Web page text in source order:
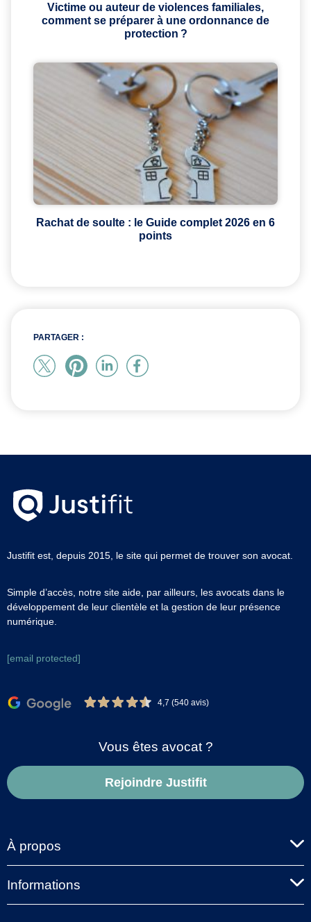
Victime ou auteur de violences familiales,
comment se préparer à une ordonnance de
protection ?
Rachat de soulte : le Guide complet 2026 en 6
points
PARTAGER :
Justifit est, depuis 2015, le site qui permet de trouver son avocat.
Simple d’accès, notre site aide, par ailleurs, les avocats dans le
développement de leur clientèle et la gestion de leur présence
numérique.
[email protected]
4,7 (540 avis)
Vous êtes avocat ?
Rejoindre Justifit
À propos
Informations